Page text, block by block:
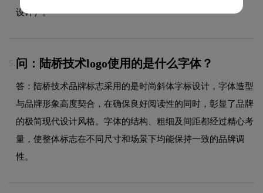
设计）。
5. 问：陆桥技术logo使用的是什么字体？
答：陆桥技术品牌标志采用的是时尚斜体字标设计，字体造型
与品牌形象高度契合，在确保良好阅读性的同时，彰显了品牌
的极简现代设计风格。字体的结构、粗细及间距都经过精心考
量，使整体标志在不同尺寸和场景下均能保持一致的品牌调
性。